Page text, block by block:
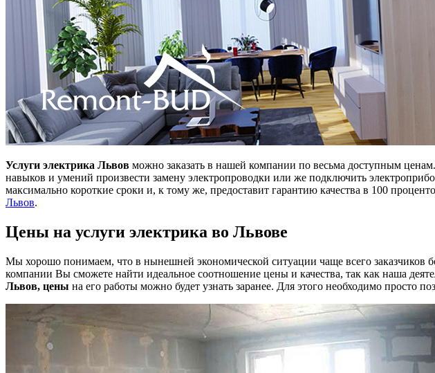
Услуги электрика Львов можно заказать в нашей компании по весьма доступным
навыков и умений произвести замену электропроводки или же подключить
максимально короткие сроки и, к тому же, предоставит гарантию качества в 100
Львов.
Цены на услуги электрика во Львове
Мы хорошо понимаем, что в нынешней экономической ситуации чаще всего заказчиков
компании Вы сможете найти идеальное соотношение цены и качества, так как наша
Львов, цены на его работы можно будет узнать заранее. Для этого необходимо просто